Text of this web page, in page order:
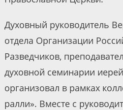
Духовный руководитель
отдела Организации
Разведчиков,
духовной семинарии
организовал в рамках
ралли». Вместе с